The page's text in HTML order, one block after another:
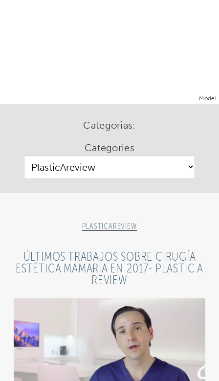
Model
Categorias:
Categories
PLASTICAREVIEW
ÚLTIMOS TRABAJOS SOBRE CIRUGÍA
ESTÉTICA MAMARIA EN 2017- PLASTIC A
REVIEW